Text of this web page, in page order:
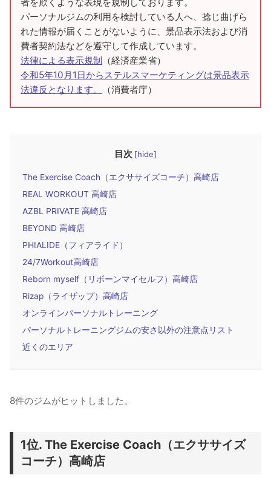
パーソナルジムの利用を検討している人へ、捻じ曲げら
れた情報が届くことがないように、景品表示法および消
費者契約法などを遵守して作成しています。
法律による表示規制
（経済産業省）
令和5年10月1日からステルスマーケティングは景品表示
法違反となります。
（消費者庁）
目次 [hide]
The Exercise Coach（エクササイズコーチ）高崎店
REAL WORKOUT 高崎店
AZBL PRIVATE 高崎店
BEYOND 高崎店
PHIALIDE（フィアライド）
24/7Workout高崎店
Reborn myself（リボーンマイセルフ）高崎店
Rizap（ライザップ）高崎店
オンラインパーソナルトレーニング
パーソナルトレーニングジムの安さ以外の注意点リスト
近くのエリア
8件のジムがヒットしました。
The Exercise Coach（エクササイズ
コーチ）高崎店